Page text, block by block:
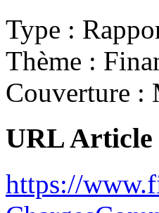
Type :
Thème :
Couverture :
URL Article
https://